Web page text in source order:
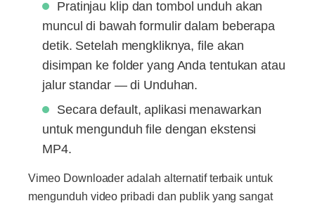
Pratinjau klip dan tombol unduh akan
muncul di bawah formulir dalam beberapa
detik. Setelah mengkliknya, file akan
disimpan ke folder yang Anda tentukan atau
jalur standar — di Unduhan.
Secara default, aplikasi menawarkan
untuk mengunduh file dengan ekstensi
MP4.
Vimeo Downloader adalah alternatif terbaik untuk
mengunduh video pribadi dan publik yang sangat